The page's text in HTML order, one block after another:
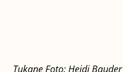
Tukane Foto: Heidi Bauder